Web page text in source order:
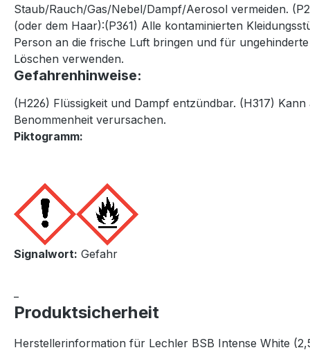
Staub/Rauch/Gas/Nebel/Dampf/Aerosol vermeiden.
(oder dem Haar):(P361) Alle kontaminierten
Person an die frische Luft bringen und für
Löschen verwenden.
Gefahrenhinweise:
(H226) Flüssigkeit und Dampf entzündbar. (H317)
Benommenheit verursachen.
Piktogramm:
Signalwort: Gefahr
Produktsicherheit
Herstellerinformation für Lechler BSB Intense White